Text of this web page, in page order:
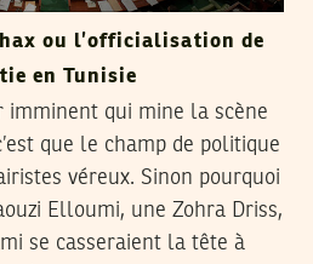
ou l’officialisation de
en Tunisie
imminent qui mine la scène
que le champ de politique
véreux. Sinon pourquoi
Elloumi, une Zohra Driss,
se casseraient la tête à